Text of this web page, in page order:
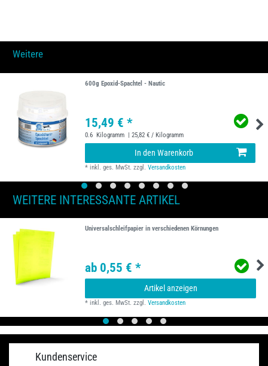
Weitere
600g Epoxid-Spachtel - Nautic
15,49 € *
0.6 Kilogramm | 25,82 € / Kilogramm
In den Warenkorb
*inkl. ges. MwSt. zzgl.Versandkosten
WEITERE INTERESSANTE ARTIKEL
Universalschleifpapier in verschiedenen Körnungen
ab 0,55 € *
Artikel anzeigen
*inkl. ges. MwSt. zzgl.Versandkosten
Kundenservice